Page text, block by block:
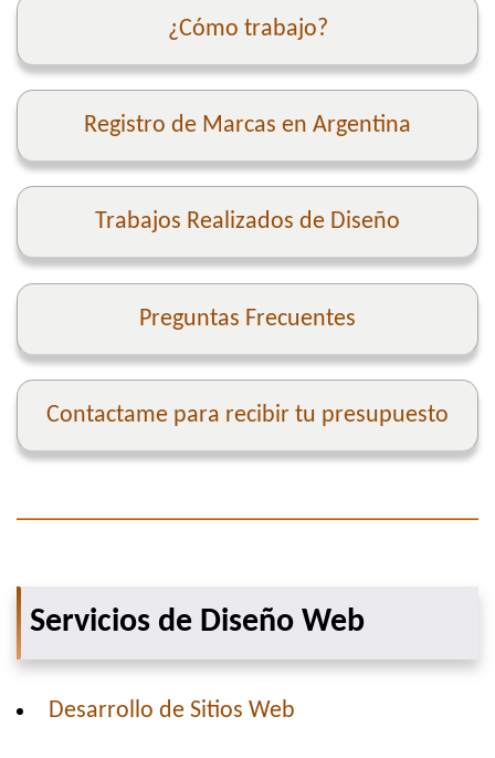
¿Cómo trabajo?
Registro de Marcas en Argentina
Trabajos Realizados de Diseño
Preguntas Frecuentes
Contactame para recibir tu presupuesto
Servicios de Diseño Web
Desarrollo de Sitios Web